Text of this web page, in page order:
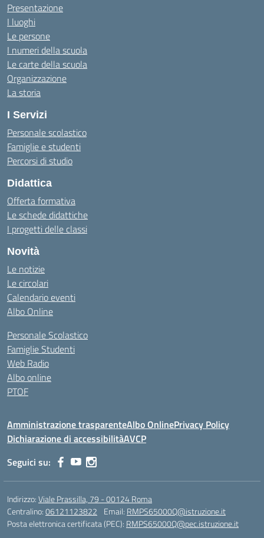
Presentazione
I luoghi
Le persone
I numeri della scuola
Le carte della scuola
Organizzazione
La storia
I Servizi
Personale scolastico
Famiglie e studenti
Percorsi di studio
Didattica
Offerta formativa
Le schede didattiche
I progetti delle classi
Novità
Le notizie
Le circolari
Calendario eventi
Albo Online
Personale Scolastico
Famiglie Studenti
Web Radio
Albo online
PTOF
Amministrazione trasparenteAlbo OnlinePrivacy Policy
Dichiarazione di accessibilitàAVCP
Seguici su:
Indirizzo:Viale Prassilla, 79 - 00124 Roma
Centralino:06121123822 Email: RMPS65000Q@istruzione.it
Posta elettronica certificata (PEC): RMPS65000Q@pec.istruzione.it